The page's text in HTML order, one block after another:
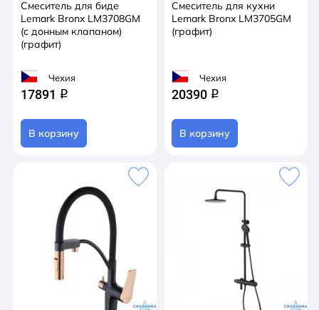
Смеситель для биде
Lemark Bronx LM3708GM
(с донным клапаном)
(графит)
Чехия
17891 q
В корзину
Смеситель для кухни
Lemark Bronx LM3705GM
(графит)
Чехия
20390 q
В корзину